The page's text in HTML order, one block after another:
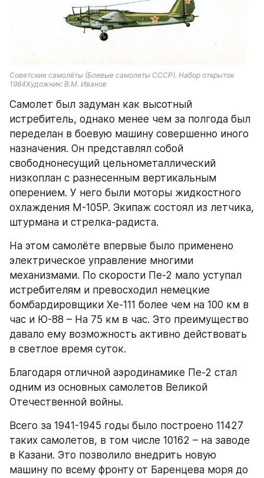
Советские самолёты (Боевые самолеты СССР). Набор открыток
1984Художник: В.М. Иванов
Самолет был задуман как высотный
истребитель, однако менее чем за полгода был
переделан в боевую машину совершенно иного
назначения. Он представлял собой
свободнонесущий цельнометаллический
низкоплан с разнесенным вертикальным
оперением. У него были моторы жидкостного
охлаждения M-105P. Экипаж состоял из летчика,
штурмана и стрелка-радиста.
На этом самолёте впервые было применено
электрическое управление многими
механизмами. По скорости Пе-2 мало уступал
истребителям и превосходил немецкие
бомбардировщики Хе-111 более чем на 100 км в
час и Ю-88 – На 75 км в час. Это преимущество
давало ему возможность активно действовать
в светлое время суток.
Благодаря отличной аэродинамике Пе-2 стал
одним из основных самолетов Великой
Отечественной войны.
Всего за 1941-1945 годы было построено 11427
таких самолетов, в том числе 10162 – на заводе
в Казани. Это позволило внедрить новую
машину по всему фронту от Баренцева моря до